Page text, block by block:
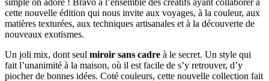
cette nouvelle édition qui nous invite aux voyages, à la couleur, aux
matières texturées, aux techniques artisanales et à la découverte de
nouveaux exotismes.
Un joli mix, dont seul miroir sans cadre à le secret. Un style qui
fait l’unanimité à la maison, où il est facile de s’y retrouver, d’y
piocher de bonnes idées. Coté couleurs, cette nouvelle collection fait